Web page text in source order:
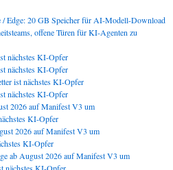
/ Edge: 20 GB Speicher für AI-Modell-Download
offene Türen für KI-Agenten zu
nächstes KI-Opfer
nächstes KI-Opfer
ist nächstes KI-Opfer
nächstes KI-Opfer
2026 auf Manifest V3 um
KI-Opfer
2026 auf Manifest V3 um
KI-Opfer
ab August 2026 auf Manifest V3 um